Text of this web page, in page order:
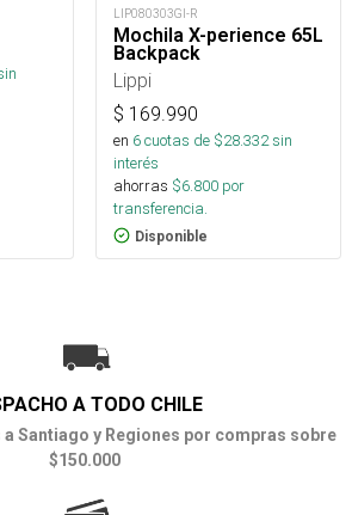
LIP080303GI-R
Mochila X-perience 65L
Backpack
Lippi
$ 169.990
en 6cuotas de $28.332sin
interés
ahorras $6.800 por
transferencia.
Disponible
A TODO CHILE
Santiago y Regiones por compras sobre
$150.000